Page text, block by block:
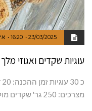
23/03/2025
16:20
עוגיות שקדים ואגוזי מלך
מצרכים: 250 גר' שקדים מולבנים(בלי הקליפה הדקה)